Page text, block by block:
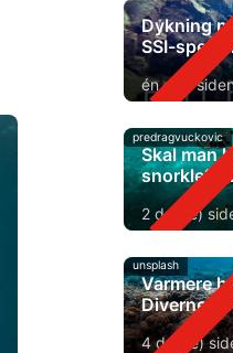
Dykning
SSI-
én dag
predragvuckovic
Skal man
snorkle?
2 dag(e)
unsplash
Varmere
Diverne
4 dag(e)